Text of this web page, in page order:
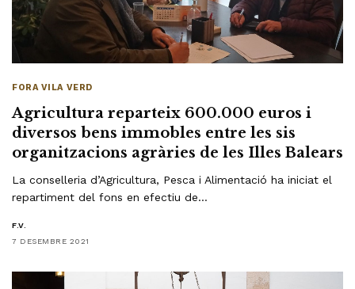
FORA VILA VERD
Agricultura reparteix 600.000 euros i
diversos bens immobles entre les sis
organitzacions agràries de les Illes Balears
La conselleria d’Agricultura, Pesca i Alimentació ha iniciat el
repartiment del fons en efectiu de…
F.V.
7 DESEMBRE 2021